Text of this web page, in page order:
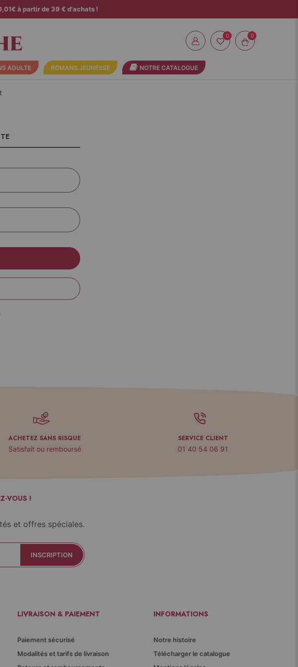
à partir de 39 € d'achats !
0
ADULTE ROMANS JEUNESSE NOTRE CATALOGUE
ACHETEZ SANS RISQUE
Satisfait ou remboursé
SERVICE CLIENT
01 40 54 06 91
VOUS !
et offres spéciales.
INSCRIPTION
LIVRAISON & PAIEMENT
Paiement sécurisé
Modalités et tarifs de livraison
INFORMATIONS
Notre histoire
Télécharger le catalogue